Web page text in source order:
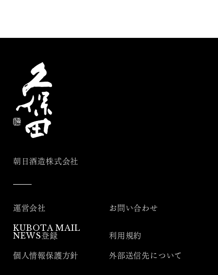
朝日酒造株式会社
運営会社 お問い合わせ
KUBOTA MAIL
NEWS登録
利用規約
個人情報保護方針 外部送信先について